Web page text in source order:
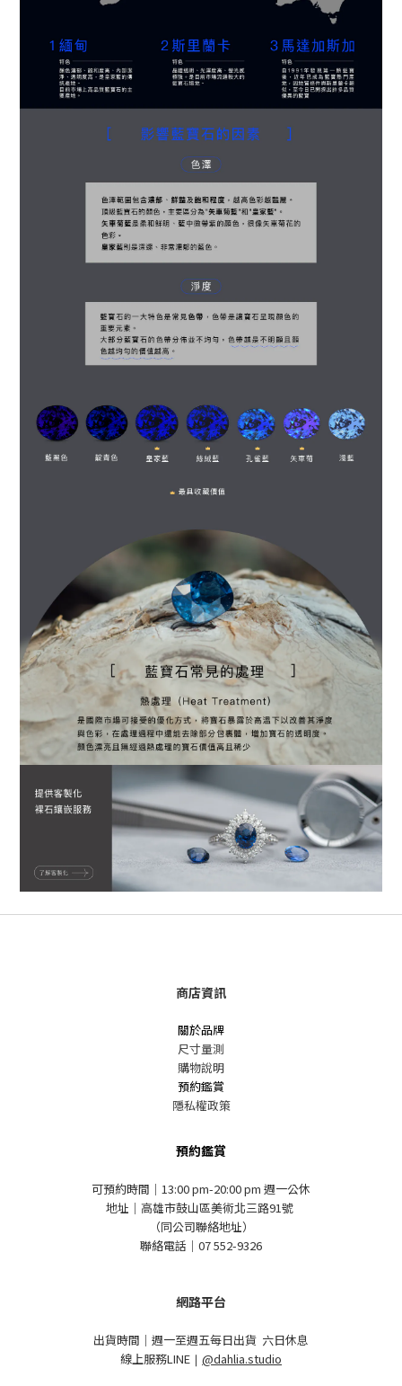
商店資訊
關於品牌
尺寸量測
購物說明
預約鑑賞
隱私權政策
預約鑑賞
可預約時間｜13:00 pm-20:00 pm 週一公休
地址｜高雄市鼓山區美術北三路91號
（同公司聯絡地址）
聯絡電話｜07 552-9326
網路平台
出貨時間｜週一至週五每日出貨 六日休息
線上服務LINE ｜ @dahlia.studio